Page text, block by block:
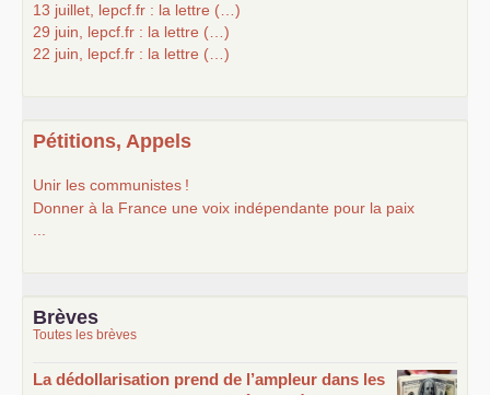
13 juillet, lepcf.fr : la lettre (…)
29 juin, lepcf.fr : la lettre (…)
22 juin, lepcf.fr : la lettre (…)
Pétitions, Appels
Unir les communistes !
Donner à la France une voix indépendante pour la paix
Brèves
Toutes les brèves
La dédollarisation prend de l’ampleur dans les